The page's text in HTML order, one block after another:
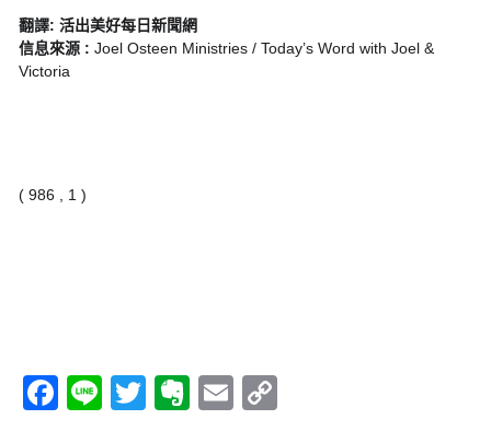
翻譯: 活出美好每日新聞網
信息來源 : Joel Osteen Ministries / Today’s Word with Joel &
Victoria
( 986 , 1 )
Facebook
LineTwitterEvernote
Email